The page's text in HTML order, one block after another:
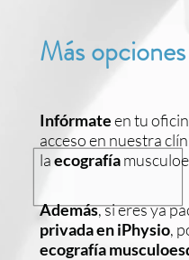
Más opciones
Infórmateen tu
acceso en nuestra
laecografía
Además, si eres ya
privada en iPhysio,
ecografía